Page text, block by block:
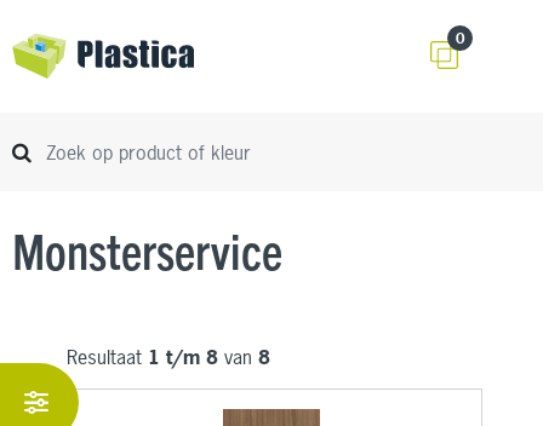
0
Monsterservice
Resultaat 1 t/m 8 van 8